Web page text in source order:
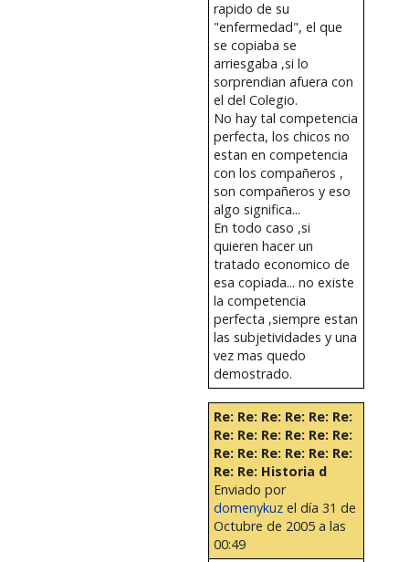
rapido de su
"enfermedad", el que
se copiaba se
arriesgaba ,si lo
sorprendian afuera con
el del Colegio.
No hay tal competencia
perfecta, los chicos no
estan en competencia
con los compañeros ,
son compañeros y eso
algo significa...
En todo caso ,si
quieren hacer un
tratado economico de
esa copiada... no existe
la competencia
perfecta ,siempre estan
las subjetividades y una
vez mas quedo
demostrado.
Re: Re: Re: Re: Re: Re:
Re: Re: Re: Re: Re: Re:
Re: Re: Re: Re: Re: Re:
Re: Re: Historia d
Enviado por
domenykuzel día 31 de
Octubre de 2005 a las
00:49